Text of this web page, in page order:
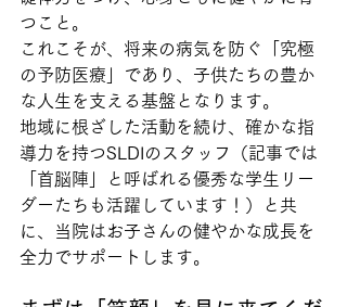
つこと。
これこそが、将来の病気を防ぐ「究極
の予防医療」であり、子供たちの豊か
な人生を支える基盤となります。
地域に根ざした活動を続け、確かな指
導力を持つSLDIのスタッフ（記事では
「首脳陣」と呼ばれる優秀な学生リー
ダーたちも活躍しています！）と共
に、当院はお子さんの健やかな成長を
全力でサポートします。